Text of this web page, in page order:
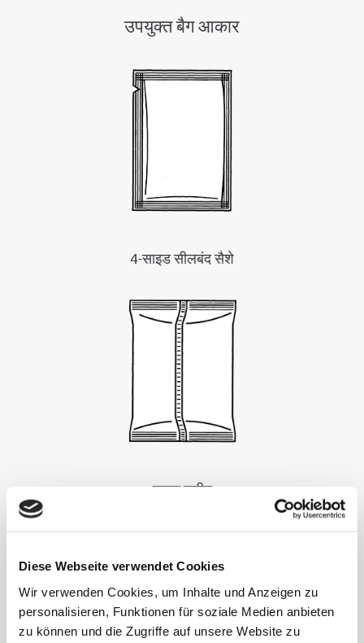
Diese Webseite verwendet Cookies
Wir verwenden Cookies, um Inhalte und Anzeigen zu
personalisieren, Funktionen für soziale Medien anbieten
zu können und die Zugriffe auf unsere Website zu
उपयुक्त बैग आकार
4-साइड सीलबंद सैशे
पाउच मशीन